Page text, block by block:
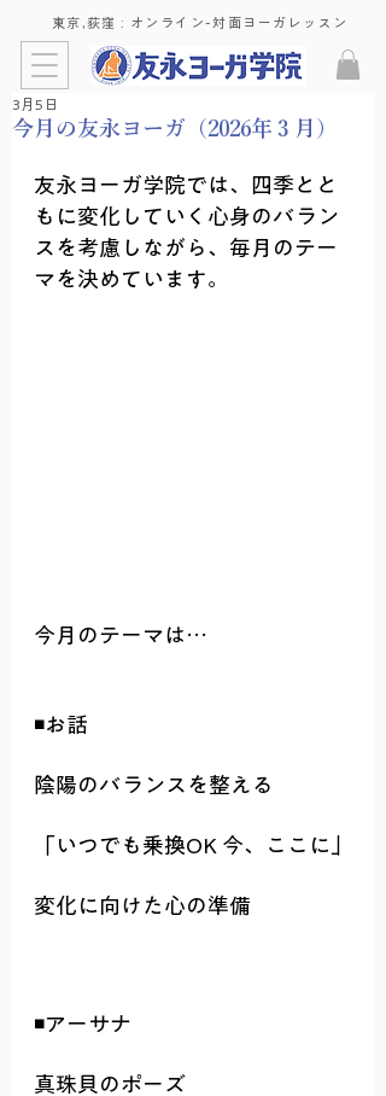
東京,荻窪 : ​オンライン-対面ヨーガレッスン
今月の友永ヨーガ（2026年３月）
3月5日
友永ヨーガ学院では、四季とと
もに変化していく心身のバラン
スを考慮しながら、毎月のテー
マを決めています。
今月のテーマは…
◾️お話
陰陽のバランスを整える
「いつでも乗換OK 今、ここに」
変化に向けた心の準備
◾️アーサナ
真珠貝のポーズ